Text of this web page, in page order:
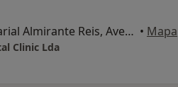
Centro Empresarial Almirante Reis, Avenida Almirante Reis, 114, 7ºB, Lisboa • Mapa
Clinic Lda